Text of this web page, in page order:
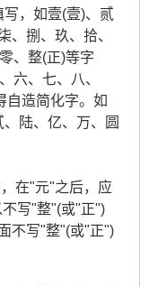
，如壹(壹)、贰
、捌、玖、拾、
、整(正)等字
六、七、八、
自造简化字。如
陆、亿、万、圆
在"元"之后，应
写"整"(或"正")
不写"整"(或"正")